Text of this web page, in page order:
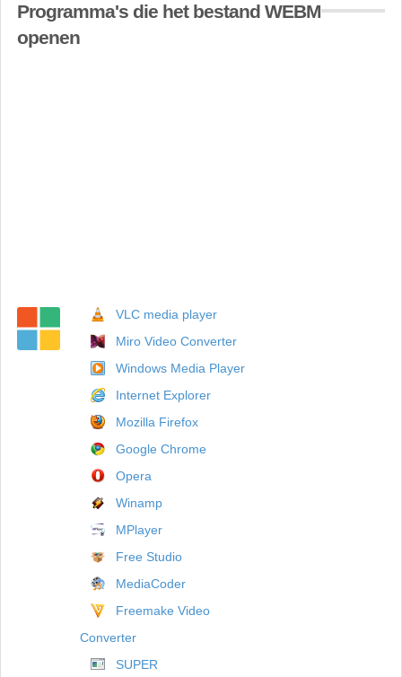
Programma's die het bestand WEBM
openen
VLC media player
Miro Video Converter
Windows Media Player
Internet Explorer
Mozilla Firefox
Google Chrome
Opera
Winamp
MPlayer
Free Studio
MediaCoder
Freemake Video
Converter
SUPER